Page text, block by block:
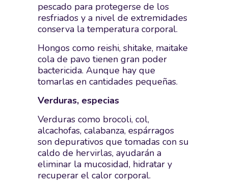
pescado para protegerse de los
resfriados y a nivel de extremidades
conserva la temperatura corporal.
Hongos como reishi, shitake, maitake
cola de pavo tienen gran poder
bactericida. Aunque hay que
tomarlas en cantidades pequeñas.
Verduras, especias
Verduras como brocoli, col,
alcachofas, calabanza, espárragos
son depurativos que tomadas con su
caldo de hervirlas, ayudarán a
eliminar la mucosidad, hidratar y
recuperar el calor corporal.